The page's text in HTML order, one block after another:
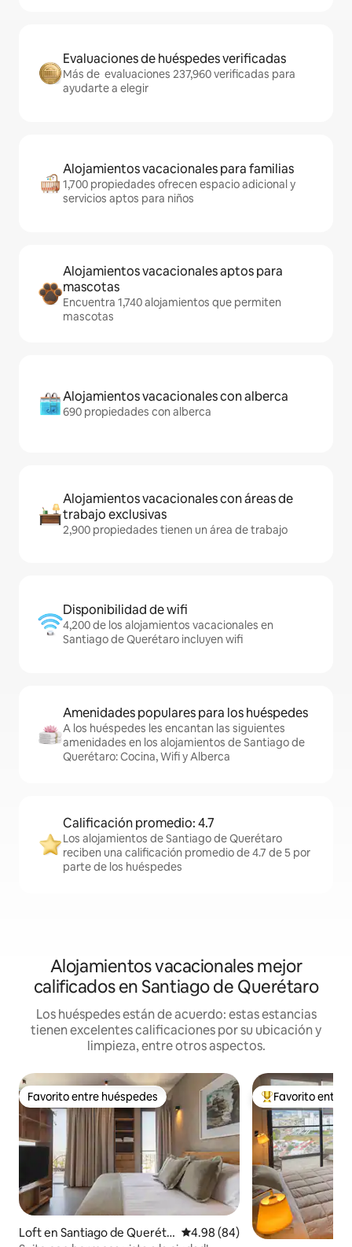
Evaluaciones de huéspedes verificadas
Más de evaluaciones 237,960 verificadas para
ayudarte a elegir
Alojamientos vacacionales para familias
1,700 propiedades ofrecen espacio adicional y
servicios aptos para niños
Alojamientos vacacionales aptos para
mascotas
Encuentra 1,740 alojamientos que permiten
mascotas
Alojamientos vacacionales con alberca
690 propiedades con alberca
Alojamientos vacacionales con áreas de
trabajo exclusivas
2,900 propiedades tienen un área de trabajo
Disponibilidad de wifi
4,200 de los alojamientos vacacionales en
Santiago de Querétaro incluyen wifi
Amenidades populares para los huéspedes
A los huéspedes les encantan las siguientes
amenidades en los alojamientos de Santiago de
Querétaro: Cocina, Wifi y Alberca
Calificación promedio: 4.7
Los alojamientos de Santiago de Querétaro
reciben una calificación promedio de 4.7 de 5 por
parte de los huéspedes
Alojamientos vacacionales mejor
calificados en Santiago de Querétaro
Los huéspedes están de acuerdo: estas estancias
tienen excelentes calificaciones por su ubicación y
limpieza, entre otros aspectos.
Favorito entre huéspedes
Favorito entre huéspedes
Loft en Santiago de Queréta
Calificación promedio: 4.98 de
4.98 (84)
De los mejores
Favorito entre